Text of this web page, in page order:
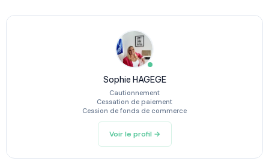
Sophie HAGEGE
Cautionnement
Cessation de paiement
Cession de fonds de commerce
Voir le profil →